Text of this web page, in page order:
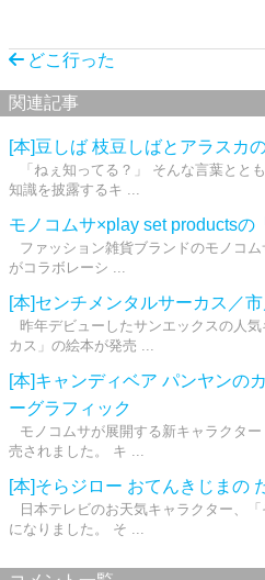
どこ行った
関連記事
[本]豆しば 枝豆しばとアラスカ
「ねぇ知ってる？」 そんな言葉とと
知識を披露するキ ...
モノコムサ×play set productsの
ファッション雑貨ブランドのモノコ
がコラボレーシ ...
[本]センチメンタルサーカス／
昨年デビューしたサンエックスの人
カス」の絵本が発売 ...
[本]キャンディベア パンヤンの
ーグラフィック
モノコムサが展開する新キャラクタ
売されました。 キ ...
[本]そらジロー おてんきじまの
日本テレビのお天気キャラクター、
になりました。 そ ...